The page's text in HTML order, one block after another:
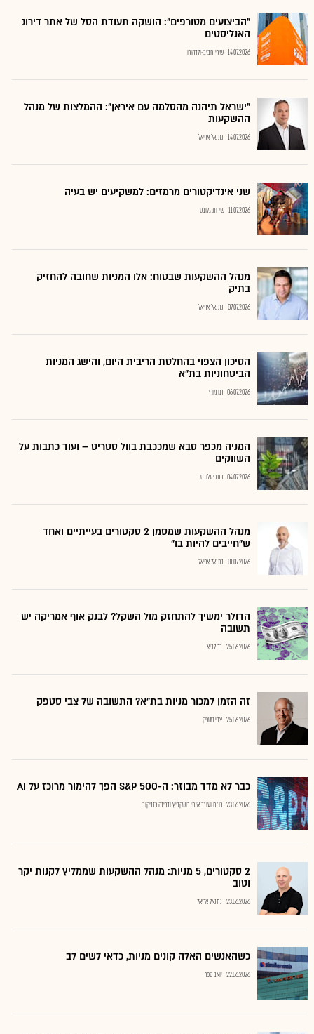
"הביצועים מטורפים": הושקה תעודת הסל של אתר דירוג
האנליסטים
14.07.2026 שירי חביב-ולדהורן
"ישראל תיהנה מהסלמה עם איראן": ההמלצות של מנהל
ההשקעות
14.07.2026 נתנאל אריאל
שני אינדיקטורים מרמזים: למשקיעים יש בעיה
11.07.2026 שירות גלובס
מנהל ההשקעות שבטוח: אלו המניות שחובה להחזיק
בתיק
07.07.2026 נתנאל אריאל
הסיכון הצפוי בהחלטת הריבית היום, והישג המניות
הביטחוניות בת"א
06.07.2026 רם מורי
המניה מכפר סבא שמככבת בוול סטריט – ועוד כתבות על
השווקים
04.07.2026 כתבי גלובס
מנהל ההשקעות שמסמן 2 סקטורים בעייתיים ואחד
ש"חייבים להיות בו"
01.07.2026 נתנאל אריאל
הדולר ימשיך להתחזק מול השקל? לבנק אוף אמריקה יש
תשובה
25.06.2026 בר לביא
זה הזמן למכור מניות בת"א? התשובה של צבי סטפק
25.06.2026 צבי סטפק
כבר לא מדד מבוזר: ה-S&P 500 הפך להימור מרוכז על AI
23.06.2026 רו"ח ועו"ד איתי רושקביץ ודרינה רזניקוב
2 סקטורים, 5 מניות: מנהל ההשקעות שממליץ לקנות יקר
וטוב
23.06.2026 נתנאל אריאל
כשהאנשים האלה קונים מניות, כדאי לשים לב
22.06.2026 יואב ספר